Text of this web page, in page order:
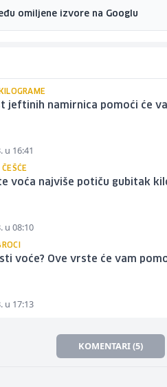
omiljene izvore na Googlu
jeftinih namirnica pomoći će
u 16:41
voća najviše potiču gubitak
u 08:10
voće? Ove vrste će vam
u 17:13
KOMENTARI (5)